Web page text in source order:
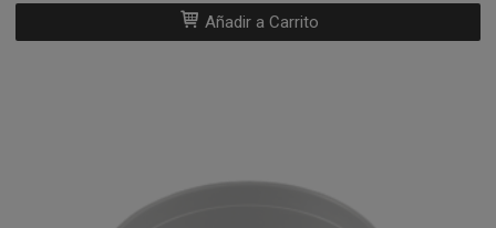
Añadir a Carrito